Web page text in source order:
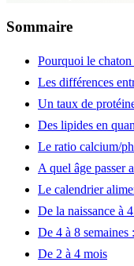
Sommaire
Pourquoi le
Les différences
Un taux de
Des lipides en
Le ratio calcium/
A quel âge passer
Le calendrier
De la naissance à
De 4 à 8 semaines
De 2 à 4 mois